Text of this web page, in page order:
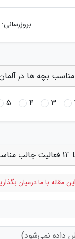
بروزرسانی:
3
4
5
اول)"
مقاله با ما درمیان